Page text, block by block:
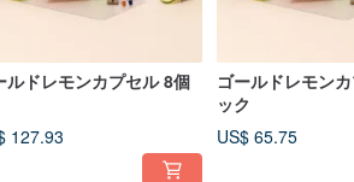
ルドレモンカプセル 8個
127.93
ゴールドレモン
ック
US$ 65.75